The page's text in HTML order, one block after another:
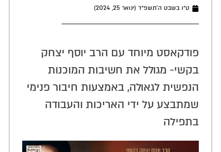
ט״ו בשבט ה׳תשפ״ד (ינואר 25, 2024)
פודקאסט מיוחד עם הרב יוסף יצחק
בקשי- מגולל את חשיבות המוכנות
הנפשית לגאולה, באמצעות חיבור פנימי
שמתבצע על ידי האריכות והעבודה
בתפילה